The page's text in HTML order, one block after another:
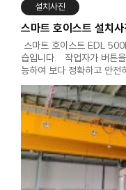
설치사진
스마트 호이스트 설치사
스마트 호이스트 EDL
습입니다. 작업자가 버튼
능하여 보다 정확하고 안전